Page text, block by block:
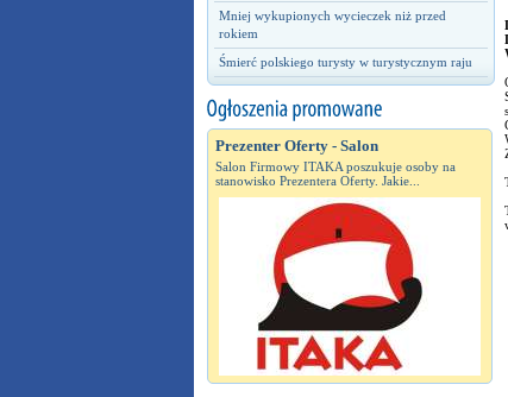
Mniej wykupionych wycieczek niż przed
rokiem
Śmierć polskiego turysty w turystycznym raju
Prezenter Oferty - Salon
Salon Firmowy ITAKA poszukuje osoby na
stanowisko Prezentera Oferty. Jakie...